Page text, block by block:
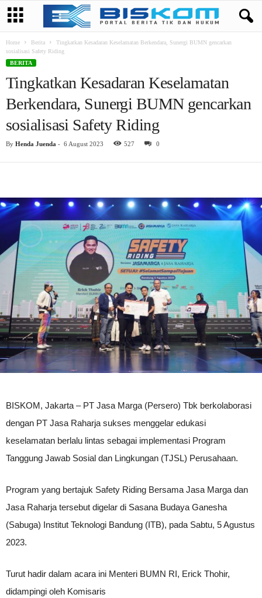
Home Berita
Tingkatkan Kesadaran Keselamatan Berkendara, Sunergi BUMN gencarkan
sosialisasi Safety Riding
BERITA
Tingkatkan Kesadaran Keselamatan
Berkendara, Sunergi BUMN gencarkan
sosialisasi Safety Riding
By Henda Juenda - 6 August 2023 527 0
BISKOM, Jakarta – PT Jasa Marga (Persero) Tbk berkolaborasi
dengan PT Jasa Raharja sukses menggelar edukasi
keselamatan berlalu lintas sebagai implementasi Program
Tanggung Jawab Sosial dan Lingkungan (TJSL) Perusahaan.
Program yang bertajuk Safety Riding Bersama Jasa Marga dan
Jasa Raharja tersebut digelar di Sasana Budaya Ganesha
(Sabuga) Institut Teknologi Bandung (ITB), pada Sabtu, 5 Agustus
2023.
Turut hadir dalam acara ini Menteri BUMN RI, Erick Thohir,
didampingi oleh Komisaris